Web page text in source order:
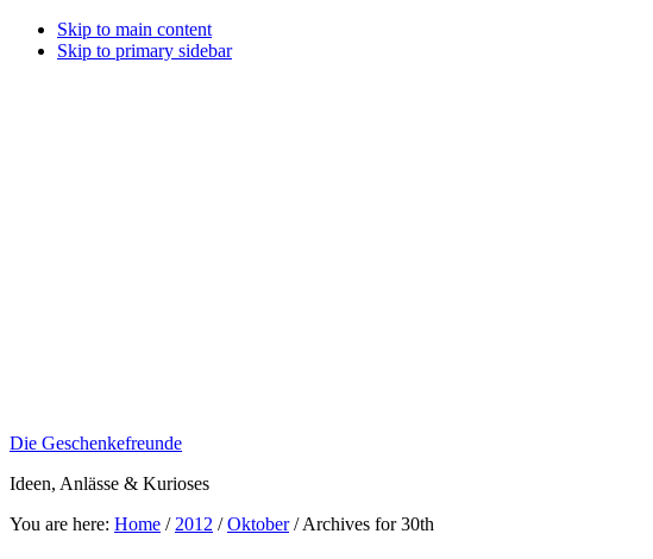
Skip to main content
Skip to primary sidebar
Die Geschenkefreunde
Ideen, Anlässe & Kurioses
You are here: Home / 2012 / Oktober /Archives for 30th